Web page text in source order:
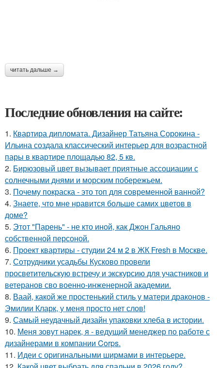
читать дальше →
Последние обновления на сайте:
1. Квартира дипломата. Дизайнер Татьяна Сорокина -
Ильина создала классический интерьер для возрастной
пары в квартире площадью 82, 5 кв.
2. Бирюзовый цвет вызывает приятные ассоциации с
солнечными днями и морским побережьем.
3. Почему покраска - это топ для современной ванной?
4. Знаете, что мне нравится больше самих цветов в
доме?
5. Этот "Парень" - не кто иной, как Джон Гальяно
собственной персоной.
6. Проект квартиры - студии 24 м 2 в ЖК Fresh в Москве.
7. Сотрудники усадьбы Кусково провели
просветительскую встречу и экскурсию для участников и
ветеранов сво военно-инженерной академии.
8. Ваай, какой же простенький стиль у матери драконов -
Эмилии Кларк, у меня просто нет слов!
9. Самый неудачный дизайн упаковки хлеба в истории.
10. Меня зовут нарек, я - ведущий менеджер по работе с
дизайнерами в компании Corps.
11. Идеи с оригинальными ширмами в интерьере.